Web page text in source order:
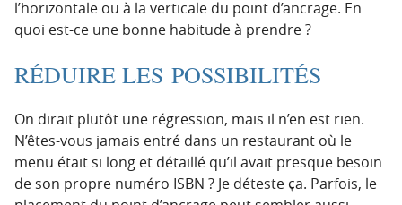
l’horizontale ou à la verticale du point d’ancrage. En
quoi est-ce une bonne habitude à prendre ?
RÉDUIRE LES POSSIBILITÉS
On dirait plutôt une régression, mais il n’en est rien.
N’êtes-vous jamais entré dans un restaurant où le
menu était si long et détaillé qu’il avait presque besoin
de son propre numéro ISBN ? Je déteste ça. Parfois, le